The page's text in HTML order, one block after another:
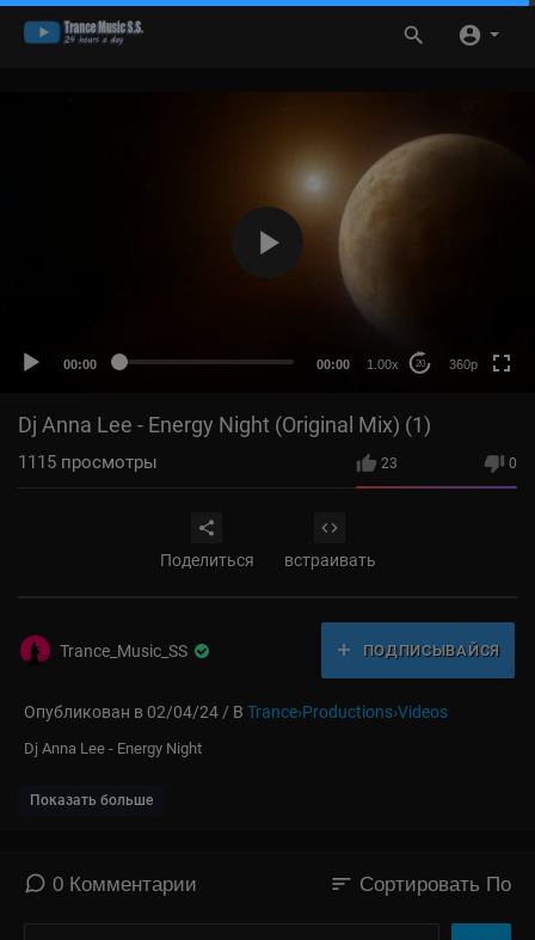
00:00 00:00 1.00x 20 360p
Dj Anna Lee - Energy Night (Original Mix) (1)
23 0
1115 просмотры
Поделиться встраивать
Trance_Music_SS ПОДПИСЫВАЙСЯ
Опубликован в 02/04/24 / В Trance›Productions›Videos
⁣Dj Anna Lee - Energy Night
Показать больше
0 Комментарии sort Сортировать По